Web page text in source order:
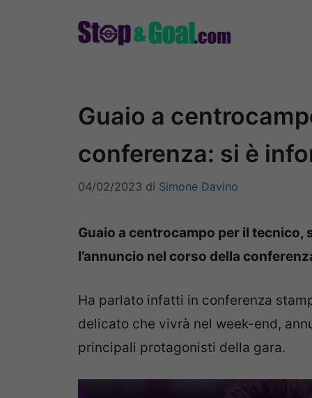
Guaio a
conferenza: si è
04/02/2023 di Simone Davino
Guaio a centrocampo per il
l’annuncio nel corso della
Ha parlato infatti in conferenza
delicato che vivrà nel week-end,
principali protagonisti della gara.